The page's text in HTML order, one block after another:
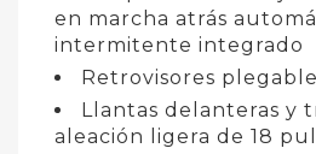
en marcha atrás
intermitente integrado
Retrovisores
Llantas delanteras y
aleación ligera de 18